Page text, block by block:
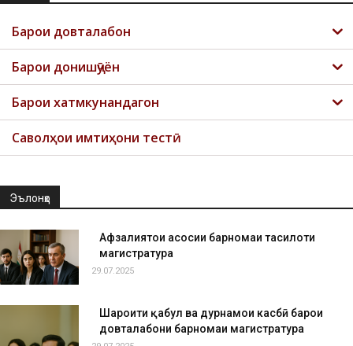
Барои довталабон
Барои донишҷӯён
Барои хатмкунандагон
Саволҳои имтиҳони тестӣ
Эълонҳо
Афзалиятҳои асосии барномаи таҳсилоти
магистратура
29.07.2025
Шароити қабул ва дурнамои касбӣ барои
довталабони барномаи магистратура